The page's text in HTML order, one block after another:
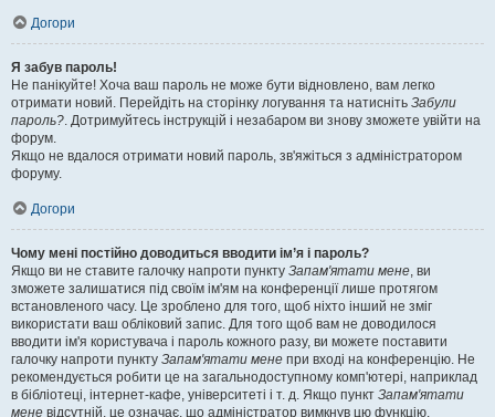
Догори
Я забув пароль!
Не панікуйте! Хоча ваш пароль не може бути відновлено, вам легко
отримати новий. Перейдіть на сторінку логування та натисніть Забули
пароль?. Дотримуйтесь інструкцій і незабаром ви знову зможете увійти на
форум.
Якщо не вдалося отримати новий пароль, зв'яжіться з адміністратором
форуму.
Догори
Чому мені постійно доводиться вводити ім’я і пароль?
Якщо ви не ставите галочку напроти пункту Запам'ятати мене, ви
зможете залишатися під своїм ім'ям на конференції лише протягом
встановленого часу. Це зроблено для того, щоб ніхто інший не зміг
використати ваш обліковий запис. Для того щоб вам не доводилося
вводити ім'я користувача і пароль кожного разу, ви можете поставити
галочку напроти пункту Запам'ятати мене при вході на конференцію. Не
рекомендується робити це на загальнодоступному комп'ютері, наприклад
в бібліотеці, інтернет-кафе, університеті і т. д. Якщо пункт Запам'ятати
мене відсутній, це означає, що адміністратор вимкнув цю функцію.